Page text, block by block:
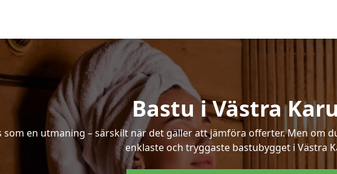
Bastu i Västra
som en utmaning – särskilt när det gäller att jämföra offerter. Men om
enklaste och tryggaste bastubygget i Västra